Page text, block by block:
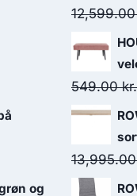
og
549.00kr.